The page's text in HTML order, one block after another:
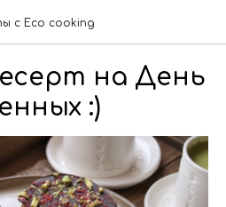
с Eco cooking
на День
:)